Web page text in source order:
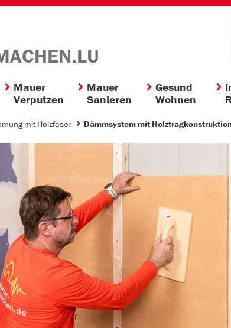
Mauer
Verputzen
Mauer
Sanieren
Gesund
Wohnen
mit Holzfaser Dämmsystem mit